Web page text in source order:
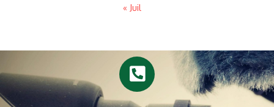
« Juil